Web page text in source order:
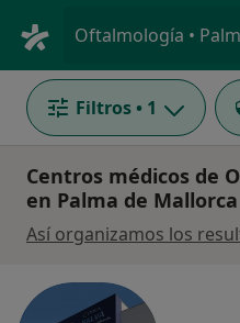
Filtros • 1
Centros médicos de
en Palma de Mallorca
Así organizamos los